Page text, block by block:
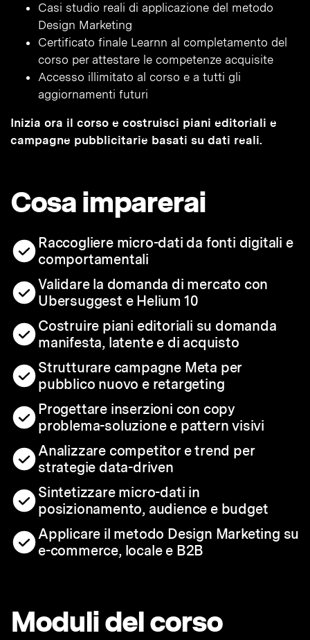
Casi studio reali di applicazione del metodo
Design Marketing
Certificato finale Learnn al completamento del
corso per attestare le competenze acquisite
Accesso illimitato al corso e a tutti gli
aggiornamenti futuri
Inizia ora il corso e costruisci piani editoriali e
campagne pubblicitarie basati su dati reali.
Cosa imparerai
Raccogliere micro-dati da fonti digitali e
comportamentali
Validare la domanda di mercato con
Ubersuggest e Helium 10
Costruire piani editoriali su domanda
manifesta, latente e di acquisto
Strutturare campagne Meta per
pubblico nuovo e retargeting
Progettare inserzioni con copy
problema-soluzione e pattern visivi
Analizzare competitor e trend per
strategie data-driven
Sintetizzare micro-dati in
posizionamento, audience e budget
Applicare il metodo Design Marketing su
e-commerce, locale e B2B
Moduli del corso